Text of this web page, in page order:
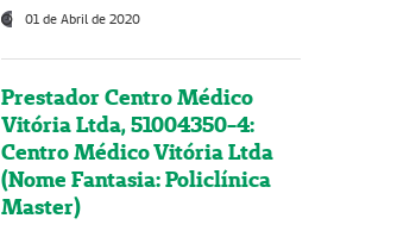
01 de Abril de 2020
Prestador Centro Médico
Vitória Ltda, 51004350-4:
Centro Médico Vitória Ltda
(Nome Fantasia: Policlínica
Master)